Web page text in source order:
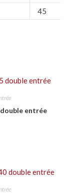
45
entrée